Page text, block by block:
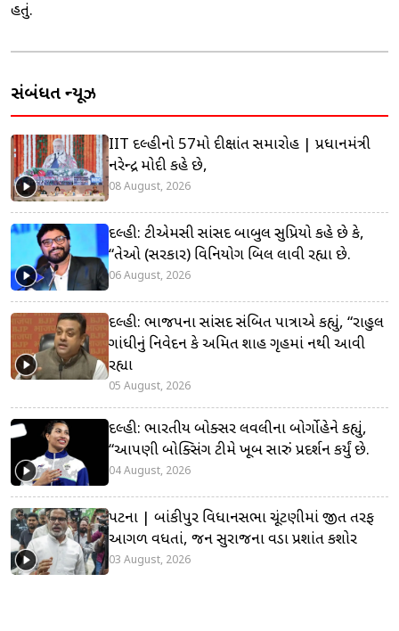
હતું.
સંબંધિત ન્યૂઝ
IIT દિલ્હીનો 57મો દીક્ષાંત સમારોહ | પ્રધાનમંત્રી
નરેન્દ્ર મોદી કહે છે,
08 August, 2026
દિલ્હી: ટીએમસી સાંસદ બાબુલ સુપ્રિયો કહે છે કે,
“તેઓ (સરકાર) વિનિયોગ બિલ લાવી રહ્યા છે.
06 August, 2026
દિલ્હી: ભાજપના સાંસદ સંબિત પાત્રાએ કહ્યું, “રાહુલ
ગાંધીનું નિવેદન કે અમિત શાહ ગૃહમાં નથી આવી
રહ્યા
05 August, 2026
દિલ્હી: ભારતીય બોક્સર લવલીના બોર્ગોહેને કહ્યું,
“આપણી બોક્સિંગ ટીમે ખૂબ સારું પ્રદર્શન કર્યું છે.
04 August, 2026
પટના | બાંકીપુર વિધાનસભા ચૂંટણીમાં જીત તરફ
આગળ વધતાં, જન સુરાજના વડા પ્રશાંત કિશોર
03 August, 2026